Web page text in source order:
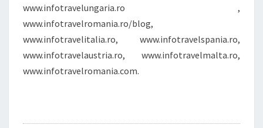
www.infotravelungaria.ro ,
www.infotravelromania.ro/blog,
www.infotravelitalia.ro, www.infotravelspania.ro,
www.infotravelaustria.ro, www.infotravelmalta.ro,
www.infotravelromania.com.